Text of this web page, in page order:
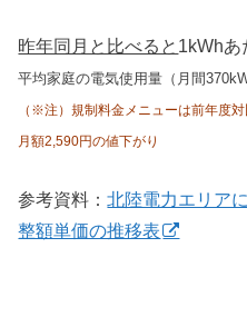
昨年同月と比べると 1kWhあ
平均家庭の電気使用量（月間
（※注）規制料金メニューは前年度
月額2,590円の値下がり
参考資料：北陸電力エリア
整額単価の推移表